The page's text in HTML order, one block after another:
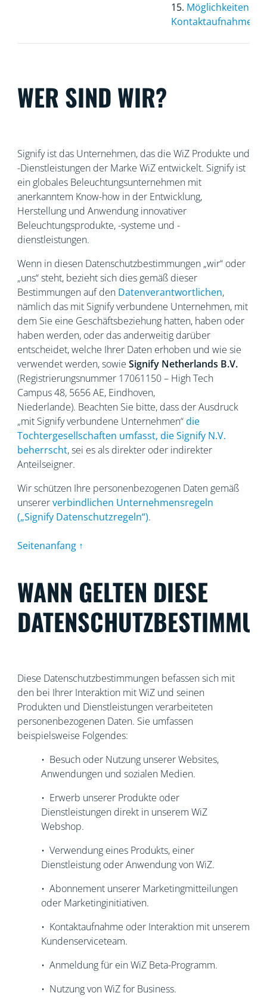
15. Möglichkeiten zur
Kontaktaufnahme
WER SIND WIR?
Signify ist das Unternehmen, das die WiZ Produkte und
-Dienstleistungen der Marke WiZ entwickelt. Signify ist
ein globales Beleuchtungsunternehmen mit
anerkanntem Know-how in der Entwicklung,
Herstellung und Anwendung innovativer
Beleuchtungsprodukte, -systeme und -
dienstleistungen.
Wenn in diesen Datenschutzbestimmungen „wir“ oder
„uns“ steht, bezieht sich dies gemäß dieser
Bestimmungen auf den Datenverantwortlichen,
nämlich das mit Signify verbundene Unternehmen, mit
dem Sie eine Geschäftsbeziehung hatten, haben oder
haben werden, oder das anderweitig darüber
entscheidet, welche Ihrer Daten erhoben und wie sie
verwendet werden, sowie Signify Netherlands B.V.
(Registrierungsnummer 17061150 – High Tech
Campus 48, 5656AE, Eindhoven,
Niederlande). Beachten Sie bitte, dass der Ausdruck
„mit Signify verbundene Unternehmen“die
Tochtergesellschaften umfasst, die Signify N.V.
beherrscht, sei es als direkter oder indirekter
Anteilseigner.
Wir schützen Ihre personenbezogenen Daten gemäß
unsererverbindlichen Unternehmensregeln
(„Signify Datenschutzregeln“).
Seitenanfang ↑
WANN GELTEN DIESE
Diese Datenschutzbestimmungen befassen sich mit
den bei Ihrer Interaktion mit WiZ und seinen
Produkten und Dienstleistungen verarbeiteten
personenbezogenen Daten. Sie umfassen
beispielsweise Folgendes:
• Besuch oder Nutzung unserer Websites,
Anwendungen und sozialen Medien.
• Erwerb unserer Produkte oder
Dienstleistungen direkt in unserem WiZ
Webshop.
• Verwendung eines Produkts, einer
Dienstleistung oder Anwendung von WiZ.
• Abonnement unserer Marketingmitteilungen
oder Marketinginitiativen.
• Kontaktaufnahme oder Interaktion mit unserem
Kundenserviceteam.
• Anmeldung für ein WiZ Beta-Programm.
• Nutzung von WiZ for Business.